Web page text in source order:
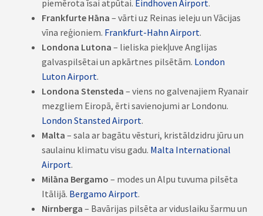
piemērota īsai atpūtai. Eindhoven Airport.
Frankfurte Hāna – vārti uz Reinas ieleju un Vācijas
vīna reģioniem. Frankfurt-Hahn Airport.
Londona Lutona – lieliska piekļuve Anglijas
galvaspilsētai un apkārtnes pilsētām. London
Luton Airport.
Londona Stensteda – viens no galvenajiem Ryanair
mezgliem Eiropā, ērti savienojumi ar Londonu.
London Stansted Airport.
Malta – sala ar bagātu vēsturi, kristāldzidru jūru un
saulainu klimatu visu gadu. Malta International
Airport.
Milāna Bergamo – modes un Alpu tuvuma pilsēta
Itālijā. Bergamo Airport.
Nirnberga – Bavārijas pilsēta ar viduslaiku šarmu un